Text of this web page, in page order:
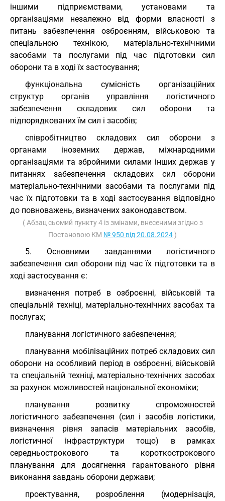
іншими підприємствами, установами та
організаціями незалежно від форми власності з
питань забезпечення озброєнням, військовою та
спеціальною технікою, матеріально-технічними
засобами та послугами під час підготовки сил
оборони та в ході їх застосування;
функціональна сумісність організаційних
структур органів управління логістичного
забезпечення складових сил оборони та
підпорядкованих їм сил і засобів;
співробітництво складових сил оборони з
органами іноземних держав, міжнародними
організаціями та збройними силами інших держав у
питаннях забезпечення складових сил оборони
матеріально-технічними засобами та послугами під
час їх підготовки та в ході застосування відповідно
до повноважень, визначених законодавством.
( Абзац сьомий пункту 4 із змінами, внесеними згідно з
Постановою КМ № 950 від 20.08.2024)
5. Основними завданнями логістичного
забезпечення сил оборони під час їх підготовки та в
ході застосування є:
визначення потреб в озброєнні, військовій та
спеціальній техніці, матеріально-технічних засобах та
послугах;
планування логістичного забезпечення;
планування мобілізаційних потреб складових сил
оборони на особливий період в озброєнні, військовій
та спеціальній техніці, матеріально-технічних засобах
за рахунок можливостей національної економіки;
планування розвитку спроможностей
логістичного забезпечення (сил і засобів логістики,
визначення рівня запасів матеріальних засобів,
логістичної інфраструктури тощо) в рамках
середньострокового та короткострокового
планування для досягнення гарантованого рівня
виконання завдань оборони держави;
проектування, розроблення (модернізація,